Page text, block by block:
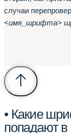
случаи
<имя_шрифта>
• Какие
попадают